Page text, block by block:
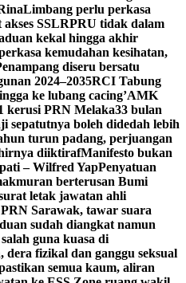
Limbang perlu perkasa
SSLRPRU tidak dalam
kekal hingga akhir
kemudahan kesihatan,
diseru bersatu
2024–2035RCI Tabung
ke lubang cacing’AMK
kerusi PRN Melaka33 bulan
sepatutnya boleh didedah lebih
turun padang, perjuangan
diiktirafManifesto bukan
– Wilfred YapPenyatuan
berterusan Bumi
letak jawatan ahli
Sarawak, tawar suara
sudah diangkat namun
guna kuasa di
dera fizikal dan ganggu seksual
semua kaum, aliran